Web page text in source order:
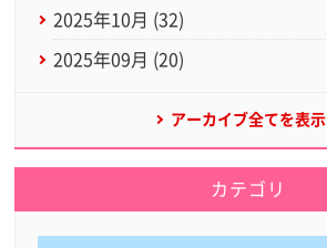
2025年10月 (32)
2025年09月 (20)
アーカイブ全てを表示
カテゴリ